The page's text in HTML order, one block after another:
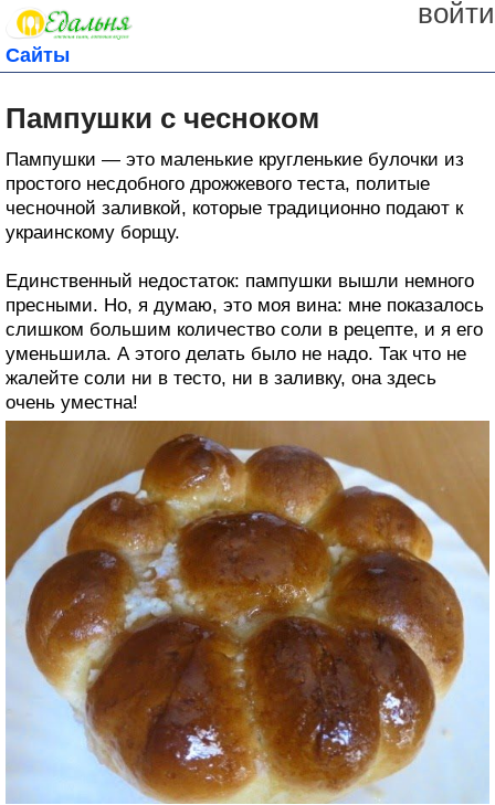
войти
Сайты
Пампушки с чесноком
Пампушки — это маленькие кругленькие булочки из
простого несдобного дрожжевого теста, политые
чесночной заливкой, которые традиционно подают к
украинскому борщу.
Единственный недостаток: пампушки вышли немного
пресными. Но, я думаю, это моя вина: мне показалось
слишком большим количество соли в рецепте, и я его
уменьшила. А этого делать было не надо. Так что не
жалейте соли ни в тесто, ни в заливку, она здесь
очень уместна!